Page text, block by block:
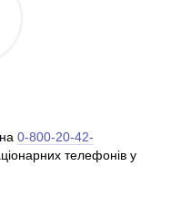
на 0-800-20-42-
телефонів у